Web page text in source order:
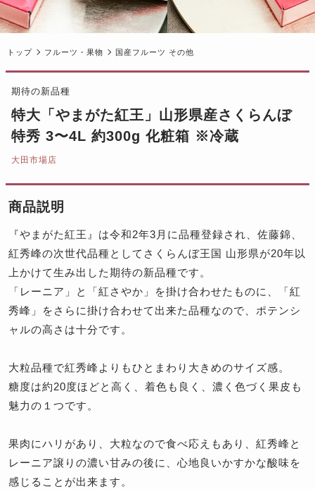
トップ フルーツ・果物 国産フルーツ その他
期待の新品種
特大「やまがた紅王」山形県産さくらんぼ
特秀 3〜4L 約300g 化粧箱 ※冷蔵
大田市場店
商品説明
『やまがた紅王』は令和2年3月に品種登録され、佐藤錦、
紅秀峰の次世代品種としてさくらんぼ王国 山形県が20年以
上かけて生み出した期待の新品種です。
「レーニア」と「紅さやか」を掛け合わせたものに、「紅
秀峰」をさらに掛け合わせて出来た品種なので、ポテンシ
ャルの高さは十分です。
大粒品種で紅秀峰よりもひとまわり大きめのサイズ感。
糖度は約20度ほどと高く、着色も良く、濃く色づく果皮も
魅力の１つです。
果肉にハリがあり、大粒なので食べ応えもあり、紅秀峰と
レーニア譲りの濃い甘みの後に、心地良いかすかな酸味を
感じることが出来ます。